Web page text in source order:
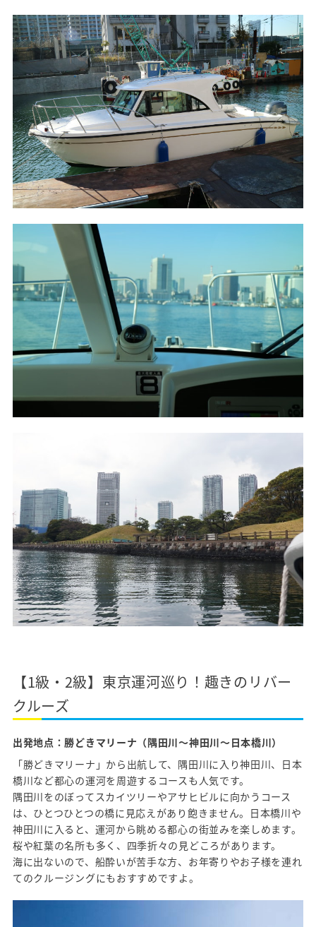
【1級・2級】東京運河巡り！趣きのリバー
クルーズ
出発地点：勝どきマリーナ（隅田川〜神田川〜日本橋川）
「勝どきマリーナ」から出航して、隅田川に入り神田川、日本
橋川など都心の運河を周遊するコースも人気です。
隅田川をのぼってスカイツリーやアサヒビルに向かうコース
は、ひとつひとつの橋に見応えがあり飽きません。日本橋川や
神田川に入ると、運河から眺める都心の街並みを楽しめます。
桜や紅葉の名所も多く、四季折々の見どころがあります。
海に出ないので、船酔いが苦手な方、お年寄りやお子様を連れ
てのクルージングにもおすすめですよ。